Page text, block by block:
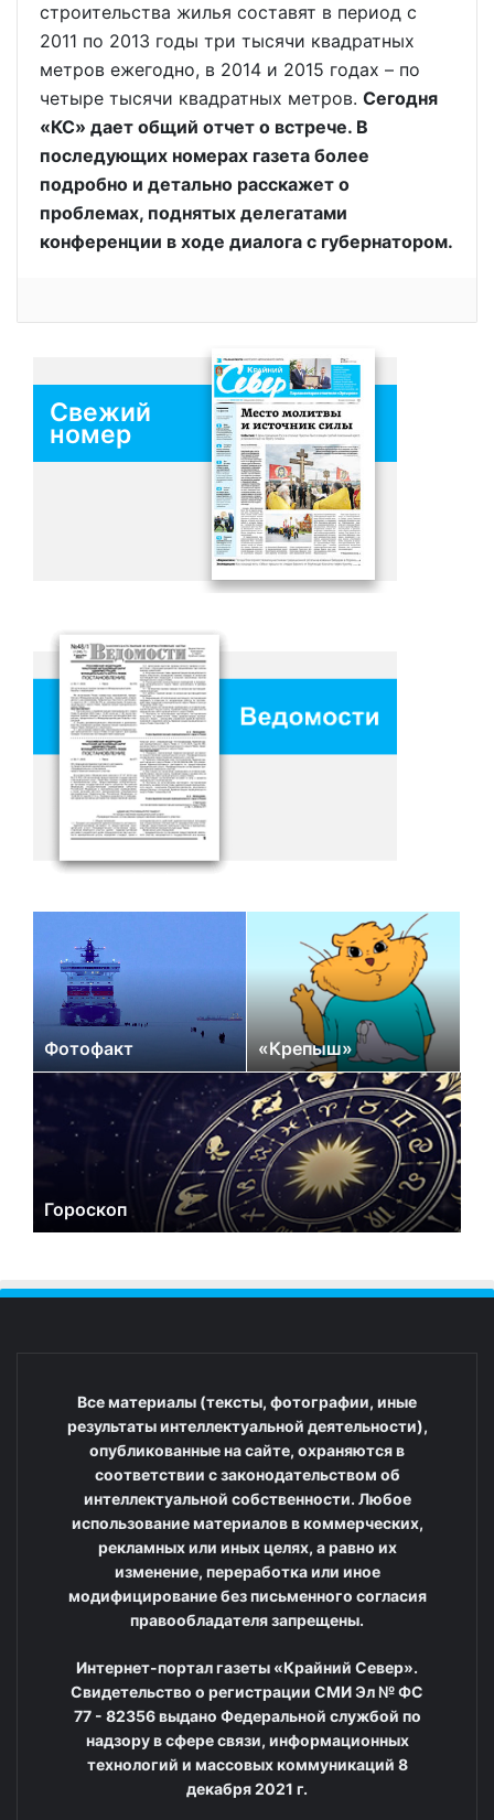
строительства жилья составят в период с
2011 по 2013 годы три тысячи квадратных
метров ежегодно, в 2014 и 2015 годах – по
четыре тысячи квадратных метров. Сегодня
«КС» дает общий отчет о встрече. В
последующих номерах газета более
подробно и детально расскажет о
проблемах, поднятых делегатами
конференции в ходе диалога с губернатором.
Свежий
номер
Фотофакт «Крепыш»
Гороскоп
Все материалы (тексты, фотографии, иные
результаты интеллектуальной деятельности),
опубликованные на сайте, охраняются в
соответствии с законодательством об
интеллектуальной собственности. Любое
использование материалов в коммерческих,
рекламных или иных целях, а равно их
изменение, переработка или иное
модифицирование без письменного согласия
правообладателя запрещены.
Интернет-портал газеты «Крайний Север».
Свидетельство о регистрации СМИ Эл № ФС
77 - 82356 выдано Федеральной службой по
надзору в сфере связи, информационных
технологий и массовых коммуникаций 8
декабря 2021 г.